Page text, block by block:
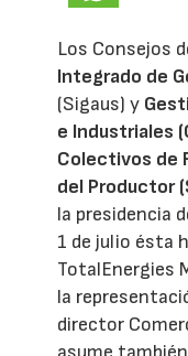
Los Consejos
Integrado de
(Sigaus) y
e Industriales
Colectivos de
del Productor
la presidencia
1 de julio ésta
TotalEnergies
la
director